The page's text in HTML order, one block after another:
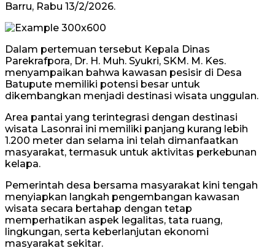
Barru, Rabu 13/2/2026.
Dalam pertemuan tersebut Kepala Dinas
Parekrafpora, Dr. H. Muh. Syukri, SKM. M. Kes.
menyampaikan bahwa kawasan pesisir di Desa
Batupute memiliki potensi besar untuk
dikembangkan menjadi destinasi wisata unggulan.
Area pantai yang terintegrasi dengan destinasi
wisata Lasonrai ini memiliki panjang kurang lebih
1.200 meter dan selama ini telah dimanfaatkan
masyarakat, termasuk untuk aktivitas perkebunan
kelapa.
Pemerintah desa bersama masyarakat kini tengah
menyiapkan langkah pengembangan kawasan
wisata secara bertahap dengan tetap
memperhatikan aspek legalitas, tata ruang,
lingkungan, serta keberlanjutan ekonomi
masyarakat sekitar.